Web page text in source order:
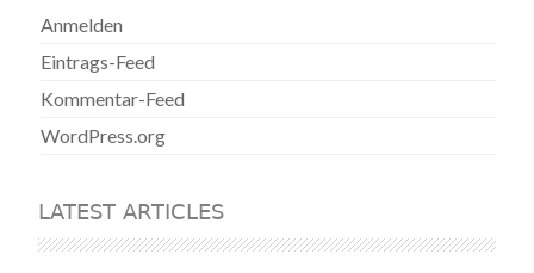
Anmelden
Eintrags-Feed
Kommentar-Feed
WordPress.org
LATEST ARTICLES